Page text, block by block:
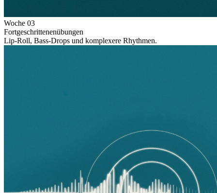
Woche 03
Fortgeschrittenenübungen
Lip-Roll, Bass-Drops und komplexere Rhythmen.